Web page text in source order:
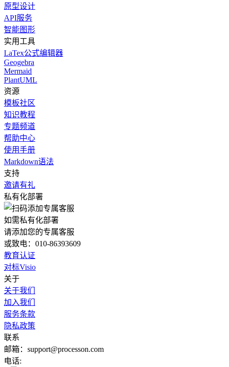
原型设计
API服务
智能图形
实用工具
LaTex公式编辑器
Geogebra
Mermaid
PlantUML
资源
模板社区
知识教程
专题频道
帮助中心
使用手册
Markdown语法
支持
邀请有礼
私有化部署
如需私有化部署
请添加您的专属客服
或致电：010-86393609
教育认证
对标Visio
关于
关于我们
加入我们
服务条款
隐私政策
联系
邮箱：support@processon.com
电话: